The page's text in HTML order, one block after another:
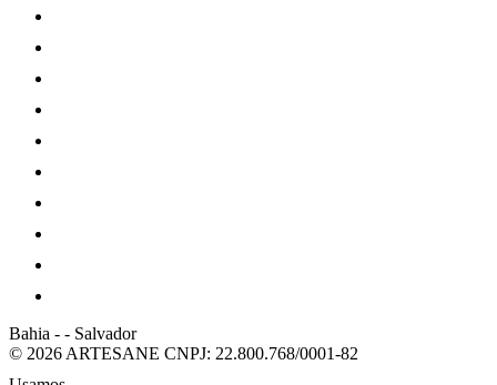
Bahia - - Salvador
© 2026 ARTESANE CNPJ: 22.800.768/0001-82